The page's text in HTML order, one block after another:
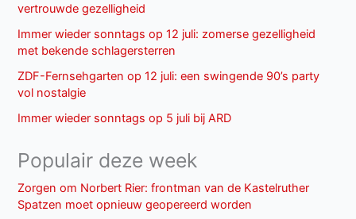
vertrouwde gezelligheid
Immer wieder sonntags op 12 juli: zomerse gezelligheid
met bekende schlagersterren
ZDF-Fernsehgarten op 12 juli: een swingende 90’s party
vol nostalgie
Immer wieder sonntags op 5 juli bij ARD
Populair deze week
Zorgen om Norbert Rier: frontman van de Kastelruther
Spatzen moet opnieuw geopereerd worden